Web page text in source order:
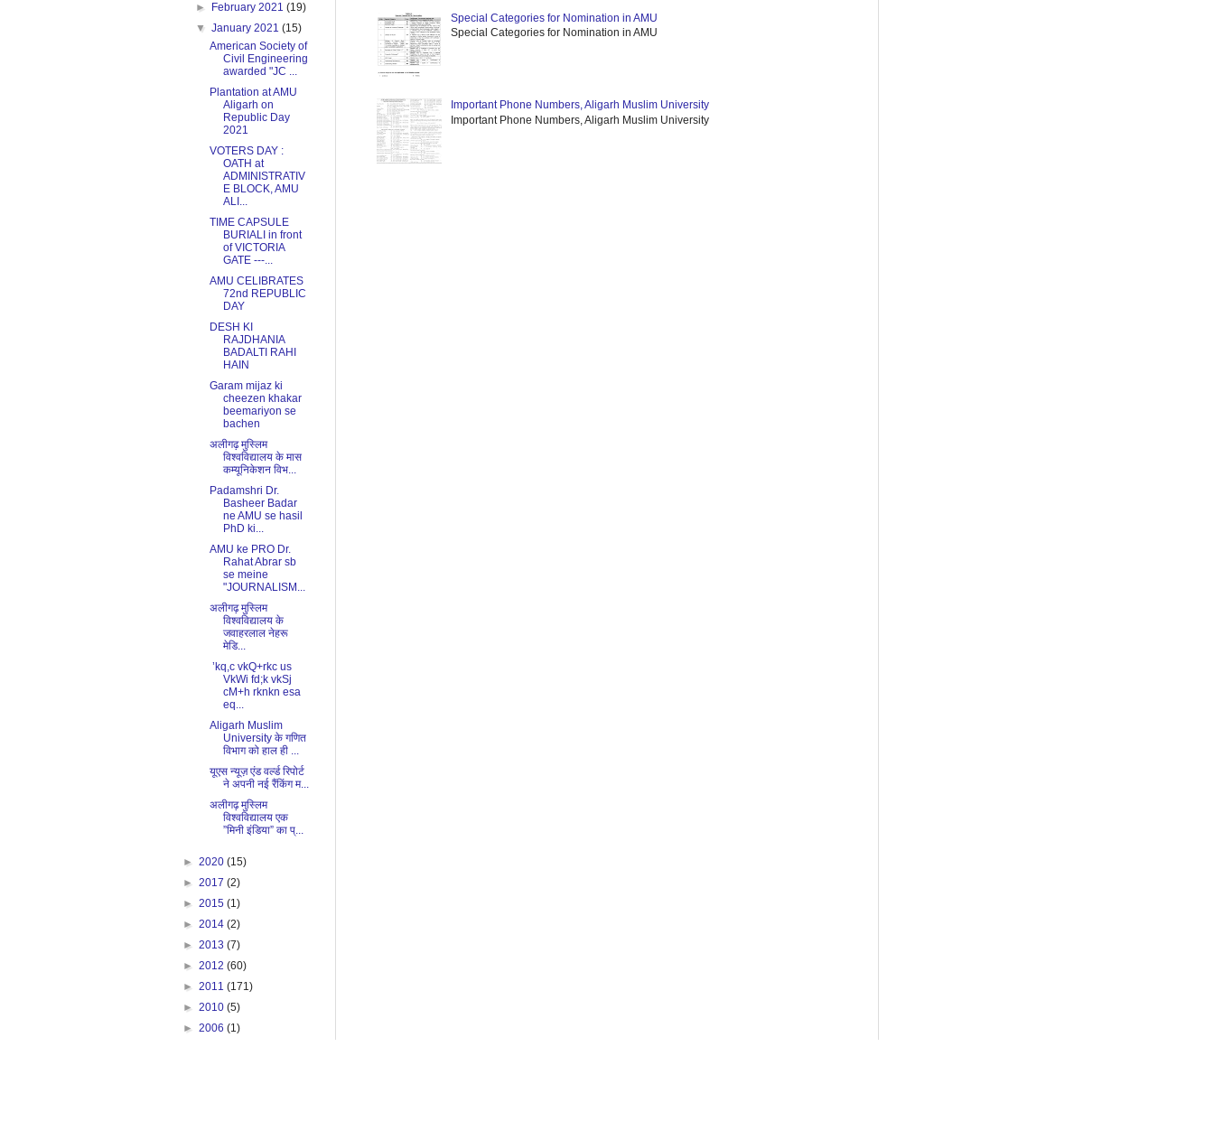
Special Categories for Nomination in AMU
Special Categories for Nomination in AMU
Important Phone Numbers, Aligarh Muslim University
Important Phone Numbers, Aligarh Muslim University
►
February 2021(19)
▼January 2021(15)
American Society of
Civil Engineering
awarded "JC ...
Plantation at AMU
Aligarh on
Republic Day
2021
VOTERS DAY :
OATH at
ADMINISTRATIV
E BLOCK, AMU
ALI...
TIME CAPSULE
BURIALI in front
of VICTORIA
GATE ---...
AMU CELIBRATES
72nd REPUBLIC
DAY
DESH KI
RAJDHANIA
BADALTI RAHI
HAIN
Garam mijaz ki
cheezen khakar
beemariyon se
bachen
अलीगढ़ मुस्लिम
विश्वविद्यालय के मास
कम्यूनिकेशन विभ...
Padamshri Dr.
Basheer Badar
ne AMU se hasil
PhD ki...
AMU ke PRO Dr.
Rahat Abrar sb
se meine
"JOURNALISM...
अलीगढ़ मुस्लिम
विश्वविद्यालय के
जवाहरलाल नेहरू
मेडि...
’kq,c vkQ+rkc us
VkWi fd;k vkSj
cM+h rknkn esa
eq...
Aligarh Muslim
University के गणित
विभाग को हाल ही ...
यूएस न्यूज़ एंड वर्ल्ड रिपोर्ट
ने अपनी नई रैंकिंग म...
अलीगढ़ मुस्लिम
विश्वविद्यालय एक
”मिनी इंडिया” का प्...
► 2020 (15)
► 2017 (2)
► 2015 (1)
► 2014 (2)
► 2013 (7)
► 2012 (60)
► 2011 (171)
► 2010 (5)
► 2006 (1)